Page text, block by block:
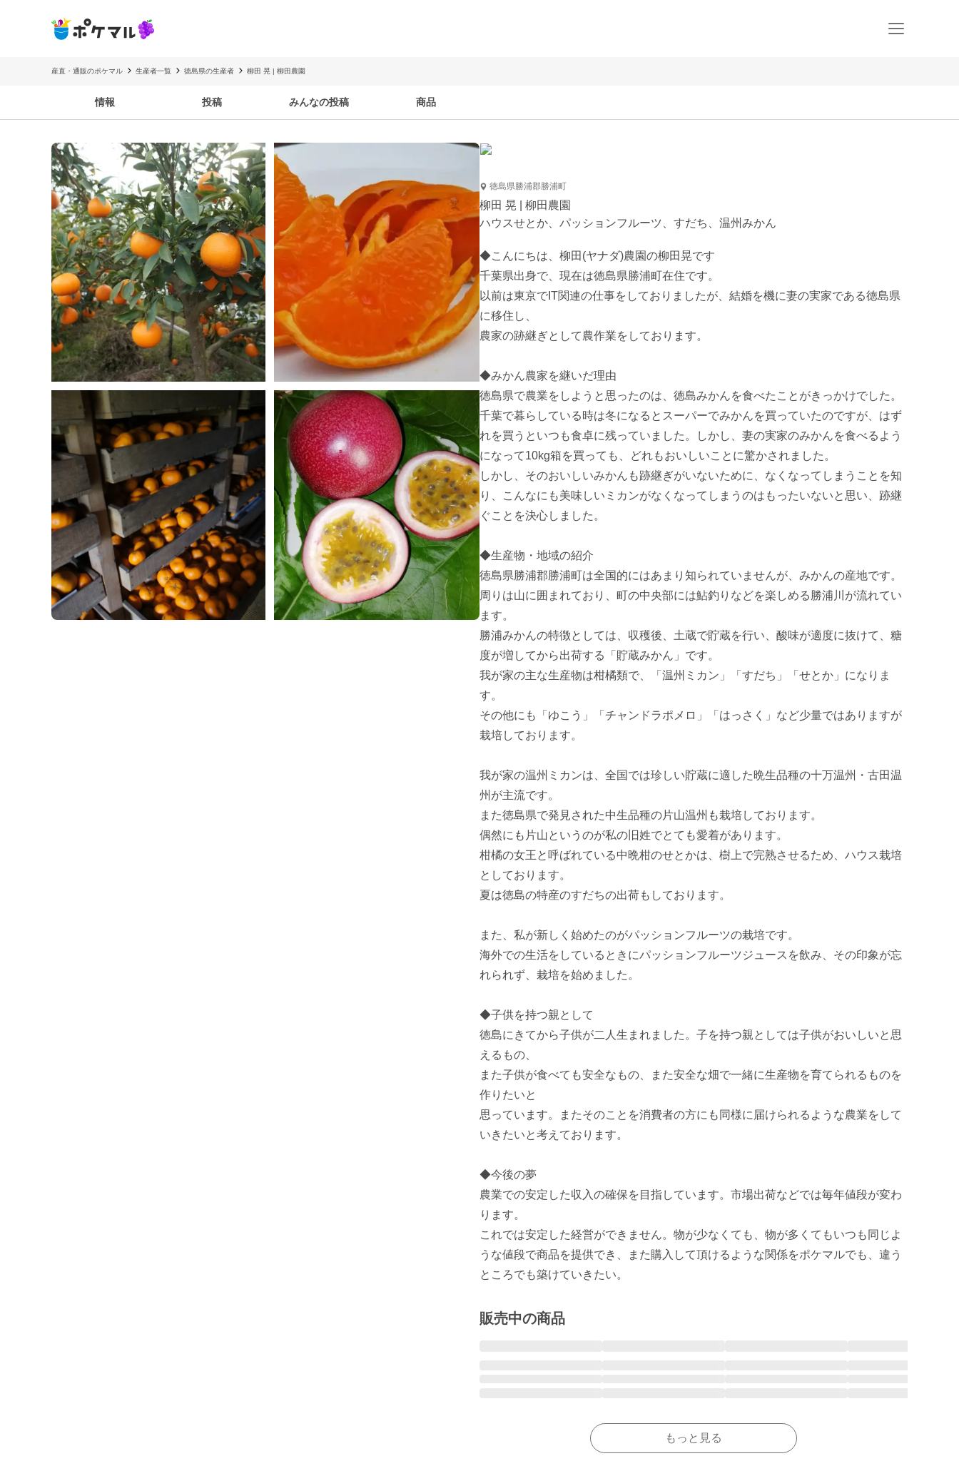
産直・通販のポケマル 生産者一覧 徳島県の生産者 柳田 晃 | 柳田農園
情報 投稿 みんなの投稿 商品
徳島県勝浦郡勝浦町
柳田 晃 | 柳田農園
ハウスせとか、パッションフルーツ、すだち、温州みかん
◆こんにちは、柳田(ヤナダ)農園の柳田晃です
千葉県出身で、現在は徳島県勝浦町在住です。
以前は東京でIT関連の仕事をしておりましたが、結婚を機に妻の実家である徳島県
に移住し、
農家の跡継ぎとして農作業をしております。
◆みかん農家を継いだ理由
徳島県で農業をしようと思ったのは、徳島みかんを食べたことがきっかけでした。
千葉で暮らしている時は冬になるとスーパーでみかんを買っていたのですが、はず
れを買うといつも食卓に残っていました。しかし、妻の実家のみかんを食べるよう
になって10kg箱を買っても、どれもおいしいことに驚かされました。
しかし、そのおいしいみかんも跡継ぎがいないために、なくなってしまうことを知
り、こんなにも美味しいミカンがなくなってしまうのはもったいないと思い、跡継
ぐことを決心しました。
◆生産物・地域の紹介
徳島県勝浦郡勝浦町は全国的にはあまり知られていませんが、みかんの産地です。
周りは山に囲まれており、町の中央部には鮎釣りなどを楽しめる勝浦川が流れてい
ます。
勝浦みかんの特徴としては、収穫後、土蔵で貯蔵を行い、酸味が適度に抜けて、糖
度が増してから出荷する「貯蔵みかん」です。
我が家の主な生産物は柑橘類で、「温州ミカン」「すだち」「せとか」になりま
す。
その他にも「ゆこう」「チャンドラポメロ」「はっさく」など少量ではありますが
栽培しております。
我が家の温州ミカンは、全国では珍しい貯蔵に適した晩生品種の十万温州・古田温
州が主流です。
また徳島県で発見された中生品種の片山温州も栽培しております。
偶然にも片山というのが私の旧姓でとても愛着があります。
柑橘の女王と呼ばれている中晩柑のせとかは、樹上で完熟させるため、ハウス栽培
としております。
夏は徳島の特産のすだちの出荷もしております。
また、私が新しく始めたのがパッションフルーツの栽培です。
海外での生活をしているときにパッションフルーツジュースを飲み、その印象が忘
れられず、栽培を始めました。
◆子供を持つ親として
徳島にきてから子供が二人生まれました。子を持つ親としては子供がおいしいと思
えるもの、
また子供が食べても安全なもの、また安全な畑で一緒に生産物を育てられるものを
作りたいと
思っています。またそのことを消費者の方にも同様に届けられるような農業をして
いきたいと考えております。
◆今後の夢
農業での安定した収入の確保を目指しています。市場出荷などでは毎年値段が変わ
ります。
これでは安定した経営ができません。物が少なくても、物が多くてもいつも同じよ
うな値段で商品を提供でき、また購入して頂けるような関係をポケマルでも、違う
ところでも築けていきたい。
販売中の商品
もっと見る